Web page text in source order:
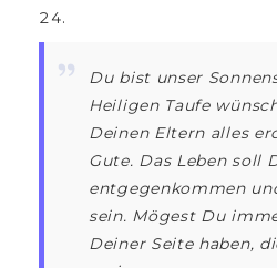
Du bist unser
Heiligen Taufe
Deinen Eltern alles
Gute. Das Leben soll
entgegenkommen
sein. Mögest Du
Deiner Seite haben,